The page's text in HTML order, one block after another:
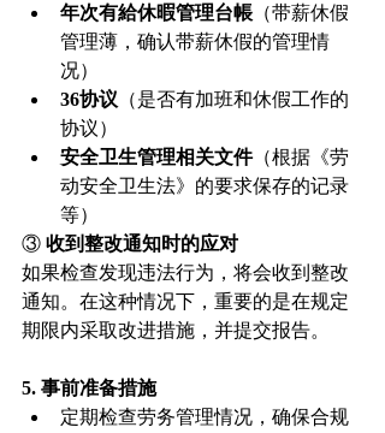
年次有給休暇管理台帳 （带薪休假
管理薄，确认带薪休假的管理情
况）
36协议 （是否有加班和休假工作的
协议）
安全卫生管理相关文件（根据《劳
动安全卫生法》的要求保存的记录
等）
③ 收到整改通知时的应对
如果检查发现违法行为，将会收到整改
通知。在这种情况下，重要的是在规定
期限内采取改进措施，并提交报告。
5. 事前准备措施
定期检查劳务管理情况，确保合规